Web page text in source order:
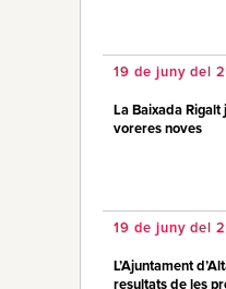
19 de juny del
La Baixada
voreres noves
19 de juny del
L’Ajuntament
resultats de les